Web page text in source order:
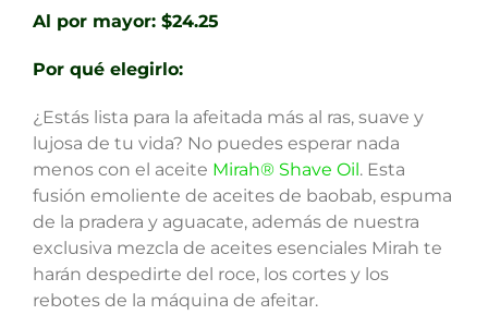
Al por mayor: $24.25
Por qué elegirlo:
¿Estás lista para la afeitada más al ras, suave y
lujosa de tu vida? No puedes esperar nada
menos con el aceite Mirah® Shave Oil . Esta
fusión emoliente de aceites de baobab, espuma
de la pradera y aguacate, además de nuestra
exclusiva mezcla de aceites esenciales Mirah te
harán despedirte del roce, los cortes y los
rebotes de la máquina de afeitar.